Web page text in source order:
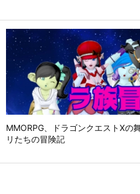
MMORPG、ドラゴンクエストⅩの
リたちの冒険記